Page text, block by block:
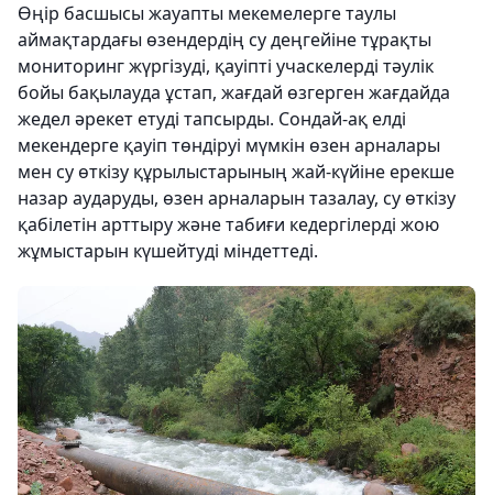
Өңір басшысы жауапты мекемелерге таулы
аймақтардағы өзендердің су деңгейіне тұрақты
мониторинг жүргізуді, қауіпті учаскелерді тәулік
бойы бақылауда ұстап, жағдай өзгерген жағдайда
жедел әрекет етуді тапсырды. Сондай-ақ елді
мекендерге қауіп төндіруі мүмкін өзен арналары
мен су өткізу құрылыстарының жай-күйіне ерекше
назар аударуды, өзен арналарын тазалау, су өткізу
қабілетін арттыру және табиғи кедергілерді жою
жұмыстарын күшейтуді міндеттеді.